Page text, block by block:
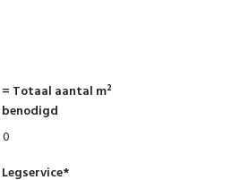
= Totaal aantal m²
benodigd
Legservice*